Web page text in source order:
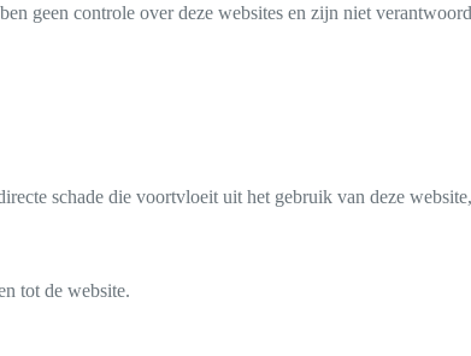
geen controle over deze websites en zijn niet
schade die voortvloeit uit het gebruik van deze
tot de website.